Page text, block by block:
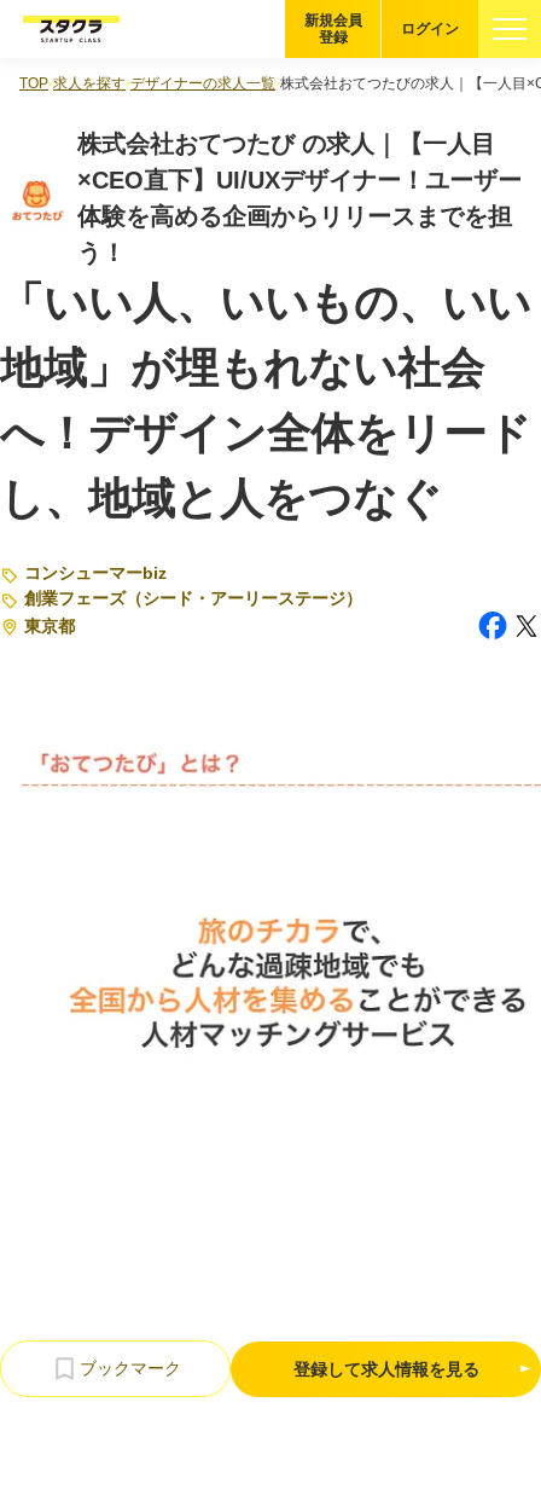
企業を探す
適性診断
スタクラが選ばれる理由
スタートアップ厳選の仕組み
紹介する企業について
登録者の転職・副業実績
注目スタートアップ
イベント・セミナー
転職
お問い合わせ
法人向け資料ダウンロード
ログイン
新規会員
登録
TOP 求人を探す デザイナーの求人一覧 株式会社おてつたびの求人｜【一人目
株式会社おてつたび の求人｜【一人目
×CEO直下】UI/UXデザイナー！ユーザー
体験を高める企画からリリースまでを担
う！
「いい人、いいもの、いい
地域」が埋もれない社会
へ！デザイン全体をリード
し、地域と人をつなぐ
コンシューマーbiz
創業フェーズ（シード・アーリーステージ）
東京都
登録して求人情報を見る